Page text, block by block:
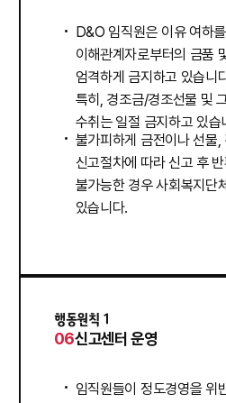
D&O 임직원은 이유 여하
이해관계자로부터의 금품
엄격하게 금지하고 있습니
특히, 경조금/경조선물 및
수취는 일절 금지하고 있습
불가피하게 금전이나 선물
신고절차에 따라 신고 후
불가능한 경우 사회복지단
있습니다.
행동원칙 1
06신고센터 운영
임직원들이 정도경영을 위